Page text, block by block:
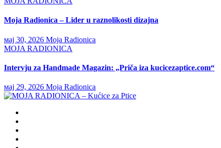
Moja Radionica – Lider u raznolikosti dizajna
мај 30, 2026 Moja Radionica
MOJA RADIONICA
Intervju za Handmade Magazin: „Priča iza kucicezaptice.com“
мај 29, 2026 Moja Radionica